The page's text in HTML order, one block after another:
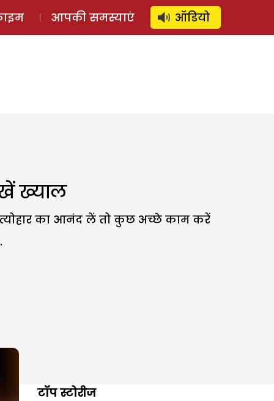
लॉग इन ⚲ SUBSCRIBE
आपकी समस्याएं ऑडियो
ख्याल
त्योहार का आनंद लें तो कुछ अच्छे काम करें
टॉप स्टोरीज